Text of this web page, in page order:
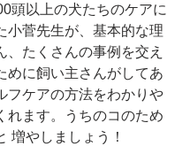
頭以上の犬たちのケアに
小菅先生が、基本的な理
、たくさんの事例を交え
めに飼い主さんがしてあ
フケアの方法をわかりや
れます。うちのコのため
増やしましょう！